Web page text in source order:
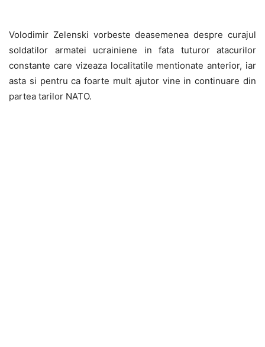
Volodimir Zelenski vorbeste deasemenea despre curajul
soldatilor armatei ucrainiene in fata tuturor atacurilor
constante care vizeaza localitatile mentionate anterior, iar
asta si pentru ca foarte mult ajutor vine in continuare din
partea tarilor NATO.